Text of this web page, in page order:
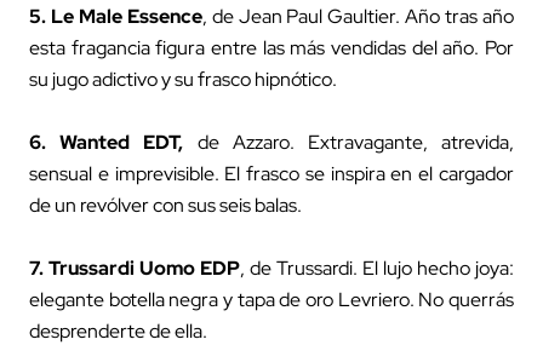
5. Le Male Essence, de Jean Paul Gaultier. Año tras año
esta fragancia figura entre las más vendidas del año. Por
su jugo adictivo y su frasco hipnótico.
6.Wanted EDT, de Azzaro. Extravagante, atrevida,
sensual e imprevisible. El frasco se inspira en el cargador
de un revólver con sus seis balas.
7.Trussardi Uomo EDP, de Trussardi. El lujo hecho joya:
elegante botella negra y tapa de oro Levriero. No querrás
desprenderte de ella.